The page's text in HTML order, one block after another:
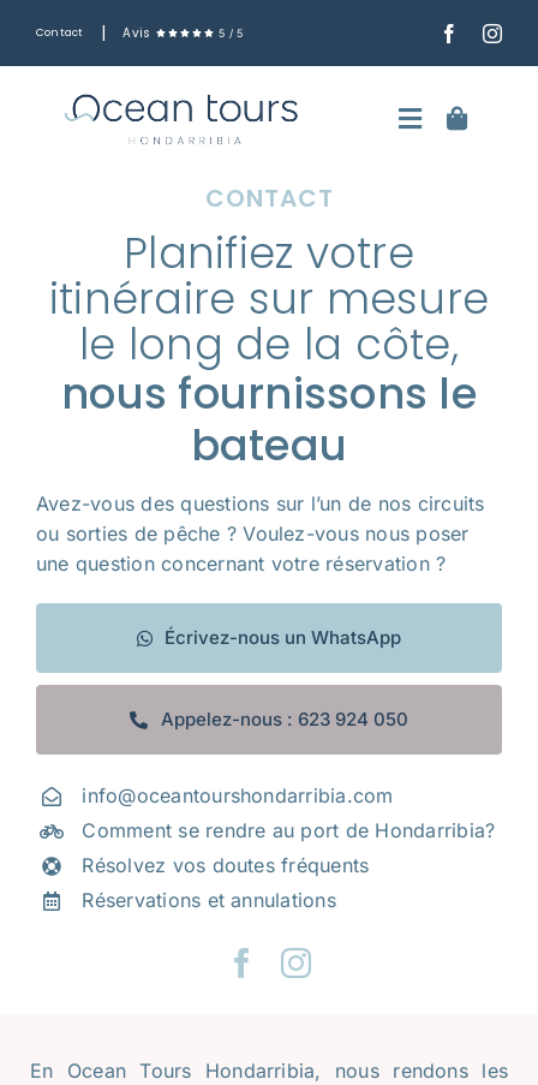
content
Contact | Avis 5 /5
Toggle
Français
Promenades en bateau sur la côte basque
Sorties de pêche
Louez le bateau à l’heure
Dépôt de cendres dans la mer
Le bateau
Questions fréquemment posées
Galerie
Tourisme sur la côte basque
Contact
Mi cuenta
CONTACT
Planifiez votre
itinéraire sur mesure
le long de la côte,
nous fournissons le
bateau
Avez-vous des questions sur l’un de nos circuits
ou sorties de pêche ? Voulez-vous nous poser
une question concernant votre réservation ?
Écrivez-nous un WhatsApp
Appelez-nous : 623 924 050
info@oceantourshondarribia.com
Comment se rendre au port de Hondarribia?
Résolvez vos doutes fréquents
Réservations et annulations
En Ocean Tours Hondarribia, nous rendons les